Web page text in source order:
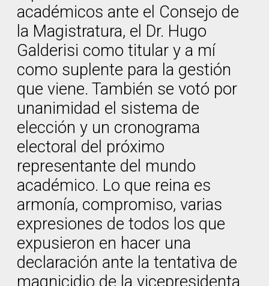
académicos ante el Consejo de
la Magistratura, el Dr. Hugo
Galderisi como titular y a mí
como suplente para la gestión
que viene. También se votó por
unanimidad el sistema de
elección y un cronograma
electoral del próximo
representante del mundo
académico. Lo que reina es
armonía, compromiso, varias
expresiones de todos los que
expusieron en hacer una
declaración ante la tentativa de
magnicidio de la vicepresidenta